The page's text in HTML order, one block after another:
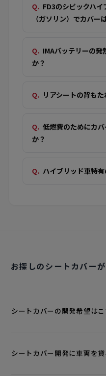
FD3のシビックハ
（ガソリン）でカバー
IMAバッテリーの発
か？
リアシートの背も
低燃費のためにカ
か？
ハイブリッド車特
お探しのシートカバー
シートカバーの開発希望はこ
シートカバー開発に車両を